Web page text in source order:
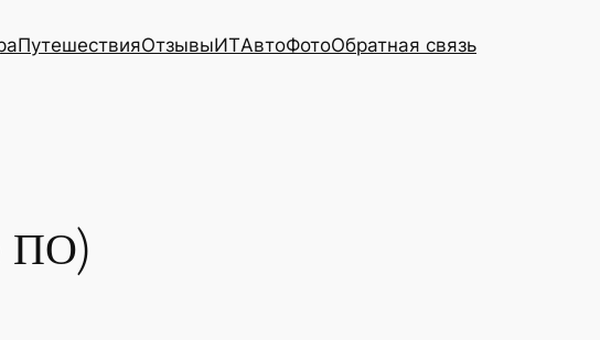
ПутешествияОтзывыИТАвтоФотоОбратная связь
ПО)